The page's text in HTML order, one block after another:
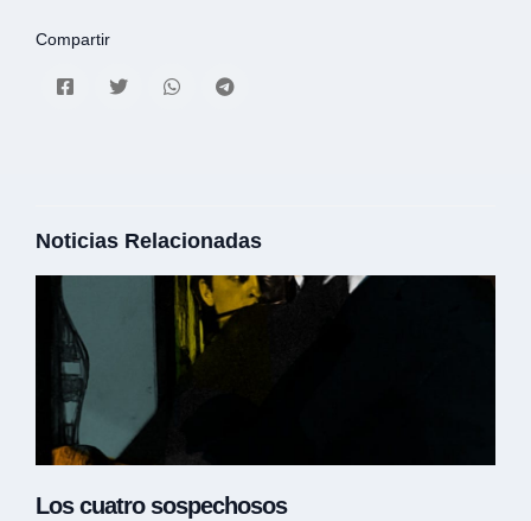
Compartir
Noticias Relacionadas
Los cuatro sospechosos